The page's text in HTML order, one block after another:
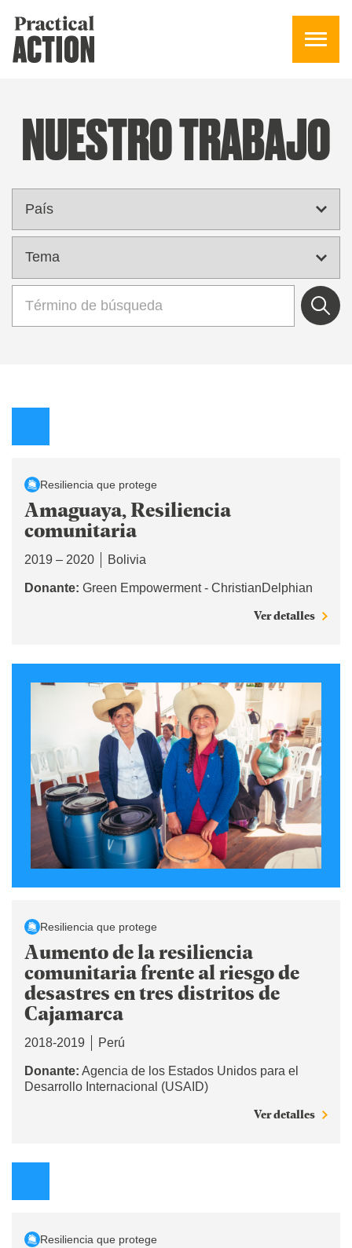
NUESTRO TRABAJO
Resiliencia que protege
Amaguaya, Resiliencia
comunitaria
2019 – 2020 Bolivia
Donante: Green Empowerment - ChristianDelphian
Ver detalles
Resiliencia que protege
Aumento de la resiliencia
comunitaria frente al riesgo de
desastres en tres distritos de
Cajamarca
2018-2019 Perú
Donante: Agencia de los Estados Unidos para el
Desarrollo Internacional (USAID)
Ver detalles
Resiliencia que protege